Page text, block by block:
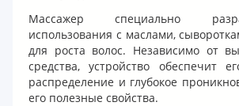
Массажер специально
использования с маслами,
для роста волос. Независимо от
средства, устройство обеспечит
распределение и глубокое
его полезные свойства.